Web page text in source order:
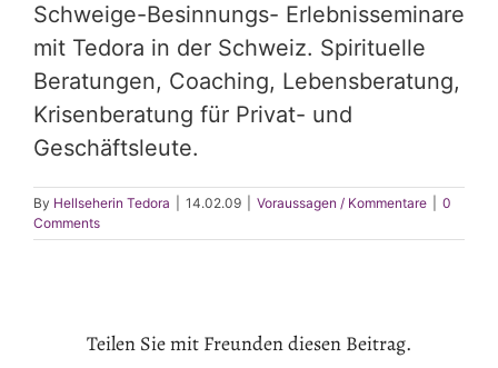
Schweige-Besinnungs- Erlebnisseminare
mit Tedora in der Schweiz. Spirituelle
Beratungen, Coaching, Lebensberatung,
Krisenberatung für Privat- und
Geschäftsleute.
By Hellseherin Tedora 14.02.09 Voraussagen / Kommentare
0
Comments
Teilen Sie mit Freunden diesen Beitrag.